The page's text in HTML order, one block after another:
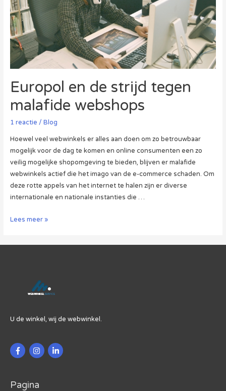
Europol en de strijd tegen
malafide webshops
1 reactie / Blog
Hoewel veel webwinkels er alles aan doen om zo betrouwbaar
mogelijk voor de dag te komen en online consumenten een zo
veilig mogelijke shopomgeving te bieden, blijven er malafide
webwinkels actief die het imago van de e-commerce schaden. Om
deze rotte appels van het internet te halen zijn er diverse
internationale en nationale instanties die …
Europol
webshops
Lees meer »
U de winkel, wij de webwinkel.
Pagina